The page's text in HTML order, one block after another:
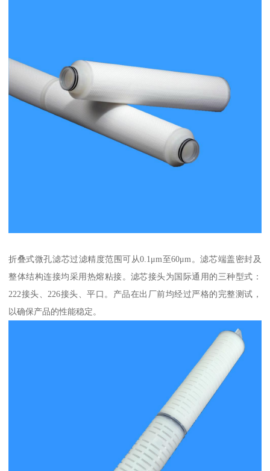
折叠式微孔滤芯过滤精度范围可从0.1μm至60μm。滤芯端盖密封及
整体结构连接均采用热熔粘接。滤芯接头为国际通用的三种型式：
222接头、226接头、平口。产品在出厂前均经过严格的完整测试，
以确保产品的性能稳定。